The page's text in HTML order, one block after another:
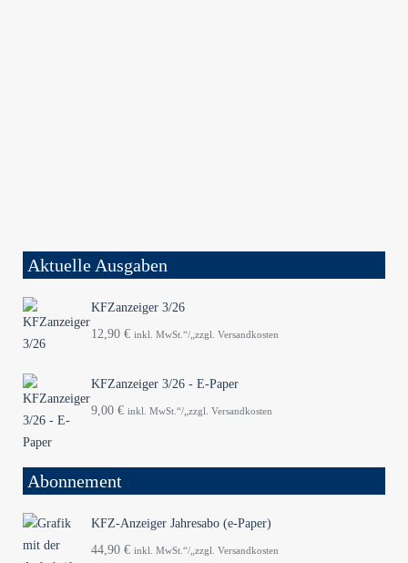
Aktuelle Ausgaben
KFZanzeiger 3/26
12,90 € inkl. MwSt.“/„zzgl. Versandkosten
KFZanzeiger 3/26 - E-Paper
9,00 € inkl. MwSt.“/„zzgl. Versandkosten
Abonnement
KFZ-Anzeiger Jahresabo (e-Paper)
44,90 € inkl. MwSt.“/„zzgl. Versandkosten